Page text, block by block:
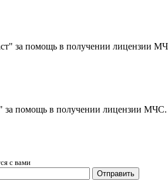
помощь в получении лицензии
помощь в получении лицензии МЧС.
с вами
Отправить